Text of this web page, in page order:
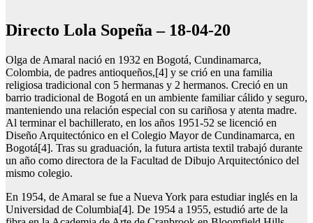
Directo Lola Sopeña – 18-04-20
Olga de Amaral nació en 1932 en Bogotá, Cundinamarca,
Colombia, de padres antioqueños,[4] y se crió en una familia
religiosa tradicional con 5 hermanas y 2 hermanos. Creció en un
barrio tradicional de Bogotá en un ambiente familiar cálido y seguro,
manteniendo una relación especial con su cariñosa y atenta madre.
Al terminar el bachillerato, en los años 1951-52 se licenció en
Diseño Arquitectónico en el Colegio Mayor de Cundinamarca, en
Bogotá[4]. Tras su graduación, la futura artista textil trabajó durante
un año como directora de la Facultad de Dibujo Arquitectónico del
mismo colegio.
En 1954, de Amaral se fue a Nueva York para estudiar inglés en la
Universidad de Columbia[4]. De 1954 a 1955, estudió arte de la